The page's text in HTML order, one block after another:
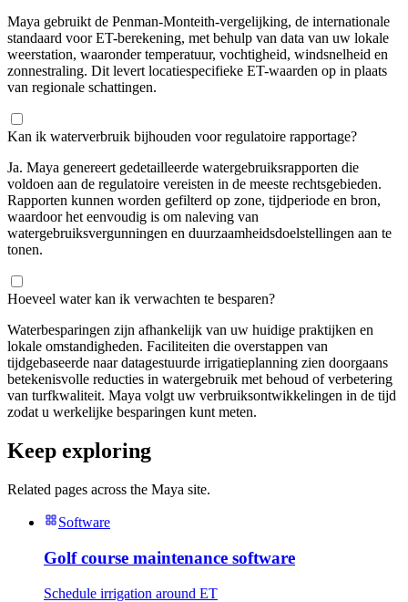
Maya gebruikt de Penman-Monteith-vergelijking, de internationale
standaard voor ET-berekening, met behulp van data van uw lokale
weerstation, waaronder temperatuur, vochtigheid, windsnelheid en
zonnestraling. Dit levert locatiespecifieke ET-waarden op in plaats
van regionale schattingen.
Kan ik waterverbruik bijhouden voor regulatoire rapportage?
Ja. Maya genereert gedetailleerde watergebruiksrapporten die
voldoen aan de regulatoire vereisten in de meeste rechtsgebieden.
Rapporten kunnen worden gefilterd op zone, tijdperiode en bron,
waardoor het eenvoudig is om naleving van
watergebruiksvergunningen en duurzaamheidsdoelstellingen aan te
tonen.
Hoeveel water kan ik verwachten te besparen?
Waterbesparingen zijn afhankelijk van uw huidige praktijken en
lokale omstandigheden. Faciliteiten die overstappen van
tijdgebaseerde naar datagestuurde irrigatieplanning zien doorgaans
betekenisvolle reducties in watergebruik met behoud of verbetering
van turfkwaliteit. Maya volgt uw verbruiksontwikkelingen in de tijd
zodat u werkelijke besparingen kunt meten.
Keep exploring
Related pages across the Maya site.
Software
Golf course maintenance software
Schedule irrigation around ET